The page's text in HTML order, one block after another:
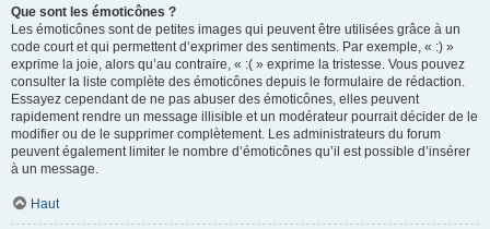
Que sont les émoticônes ?
Les émoticônes sont de petites images qui peuvent être utilisées grâce à un
code court et qui permettent d’exprimer des sentiments. Par exemple, « :) »
exprime la joie, alors qu’au contraire, « :( » exprime la tristesse. Vous pouvez
consulter la liste complète des émoticônes depuis le formulaire de rédaction.
Essayez cependant de ne pas abuser des émoticônes, elles peuvent
rapidement rendre un message illisible et un modérateur pourrait décider de le
modifier ou de le supprimer complètement. Les administrateurs du forum
peuvent également limiter le nombre d’émoticônes qu’il est possible d’insérer
à un message.
Haut